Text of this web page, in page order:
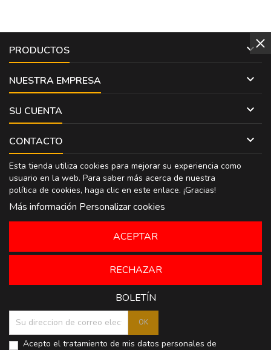
PRODUCTOS 
NUESTRA EMPRESA 
SU CUENTA 
CONTACTO 
Esta tienda utiliza cookies para mejorar su experiencia como
usuario en la web. Para saber más acerca de nuestra
política de cookies, haga clic en este enlace. ¡Gracias!
Más información Personalizar cookies
RECHAZAR
ACEPTAR
BOLETÍN
Acepto el tratamiento de mis datos personales de